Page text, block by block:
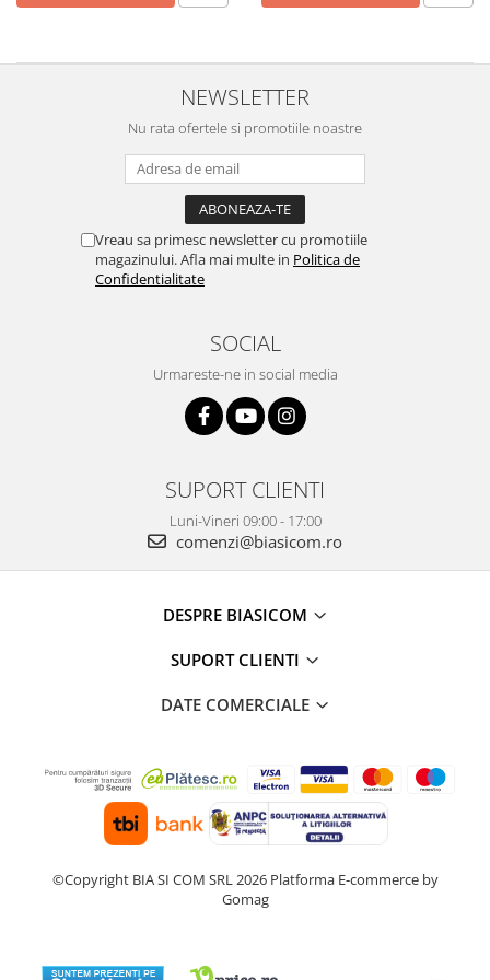
Preparare ceai si cafea
accesori inghetata
Aparate de facut inghetata
Masini de facut paine
Prajitoare de paine
Storcatoare
TV, Electronice & Gaming
Aparate foto compacte
MP3/MP4 playere
Sisteme audio
Auto-Moto
NEWSLETTER
Nu rata ofertele si promotiile noastre
Vreau sa primesc newsletter cu promotiile
magazinului. Afla mai multe in Politica de
Confidentialitate
SOCIAL
Urmareste-ne in social media
SUPORT CLIENTI
Luni-Vineri 09:00 - 17:00
comenzi@biasicom.ro
DESPRE BIASICOM
SUPORT CLIENTI
DATE COMERCIALE
©Copyright BIA SI COM SRL 2026 Platforma E-commerce by
Gomag